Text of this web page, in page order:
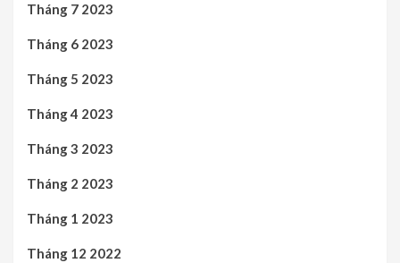
Tháng 7 2023
Tháng 6 2023
Tháng 5 2023
Tháng 4 2023
Tháng 3 2023
Tháng 2 2023
Tháng 1 2023
Tháng 12 2022